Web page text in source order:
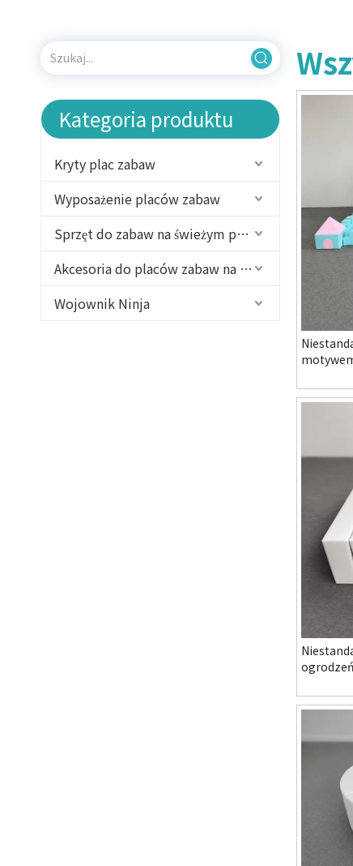
Kategoria produktu
Kryty plac zabaw
Wyposażenie placów zabaw
Sprzęt do zabaw na świeżym powietrzu
Akcesoria do placów zabaw na świeżym powietrzu
Wojownik Ninja